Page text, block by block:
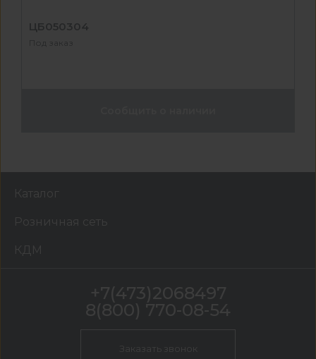
ЦБ050304
Под заказ
Каталог
Розничная сеть
КДМ
+7(473)2068497
8(800) 770-08-54
Заказать звонок